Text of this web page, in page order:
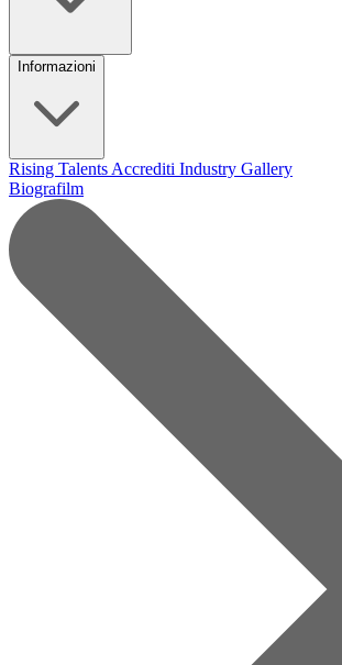
Informazioni
Rising Talents Accrediti Industry Gallery
Biografilm